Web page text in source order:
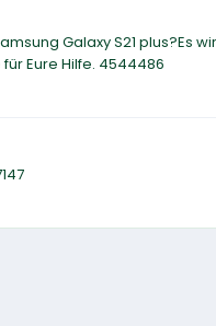
Galaxy S21 plus?Es
Eure Hilfe. 4544486